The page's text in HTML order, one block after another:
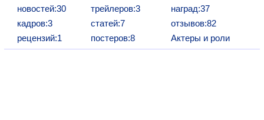
новостей:30
кадров:3
рецензий:1
трейлеров:3
статей:7
постеров:8
наград:37
отзывов:82
Актеры и роли